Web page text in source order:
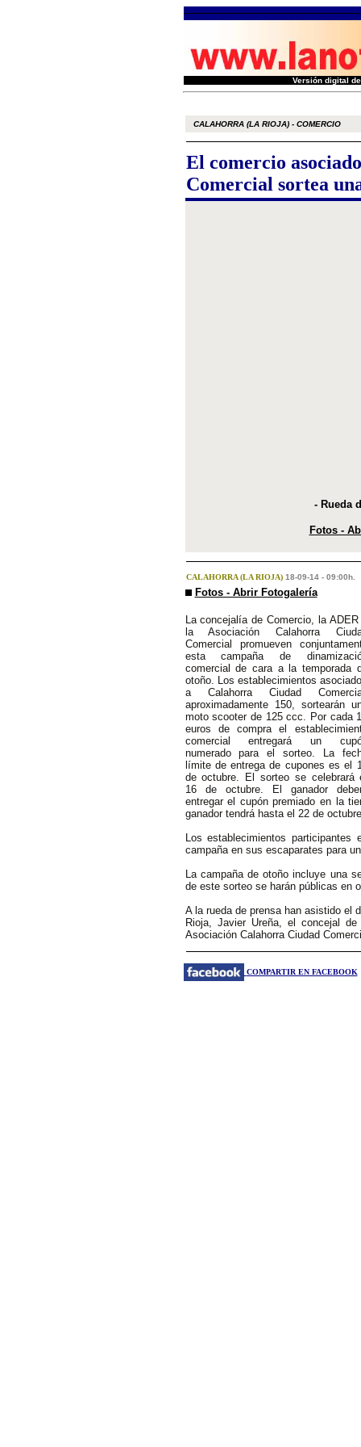
Versión digital
CALAHORRA (LA RIOJA) - COMERCIO
El comercio
Comercial sortea
- Rueda
Fotos -
CALAHORRA (LA RIOJA) 18-09-14 - 09:00h.
Fotos - Abrir Fotogalería
La concejalía de Comercio, la
la Asociación Calahorra
Comercial promueven
esta campaña de
comercial de cara a la temporada
otoño. Los establecimientos
a Calahorra Ciudad
aproximadamente 150, sortearán
moto scooter de 125 ccc. Por cada
euros de compra el
comercial entregará un
numerado para el sorteo. La
límite de entrega de cupones es el
de octubre. El sorteo se celebrará
16 de octubre. El ganador
entregar el cupón premiado en la
ganador tendrá hasta el 22 de
Los establecimientos
campaña en sus escaparates para
La campaña de otoño incluye una
de este sorteo se harán públicas en
A la rueda de prensa han asistido el
Rioja, Javier Ureña, el concejal
Asociación Calahorra Ciudad
COMPARTIR EN FACEBOOK